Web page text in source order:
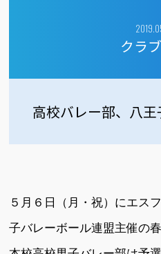
クラ
高校バレー部、八
５月６日（月・祝）にエス
子バレーボール連盟主催の